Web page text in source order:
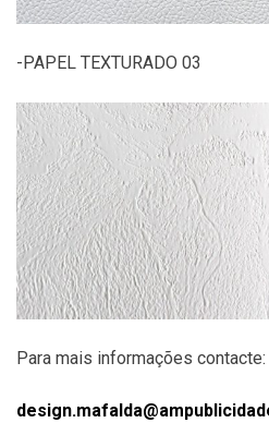
-PAPEL TEXTURADO 03
Para mais informações contacte: